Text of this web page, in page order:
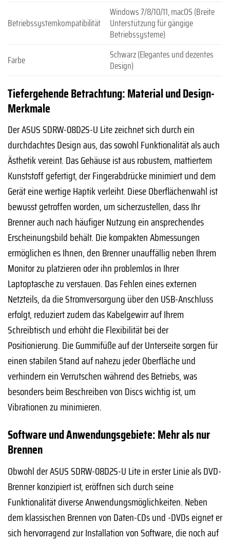
Betriebssystemkompatibilität
Windows 7/8/10/11, macOS (Breite
Unterstützung für gängige
Betriebssysteme)
Farbe
Schwarz (Elegantes und dezentes
Design)
Tiefergehende Betrachtung: Material und Design-
Merkmale
Der ASUS SDRW-08D2S-U Lite zeichnet sich durch ein
durchdachtes Design aus, das sowohl Funktionalität als auch
Ästhetik vereint. Das Gehäuse ist aus robustem, mattiertem
Kunststoff gefertigt, der Fingerabdrücke minimiert und dem
Gerät eine wertige Haptik verleiht. Diese Oberflächenwahl ist
bewusst getroffen worden, um sicherzustellen, dass Ihr
Brenner auch nach häufiger Nutzung ein ansprechendes
Erscheinungsbild behält. Die kompakten Abmessungen
ermöglichen es Ihnen, den Brenner unauffällig neben Ihrem
Monitor zu platzieren oder ihn problemlos in Ihrer
Laptoptasche zu verstauen. Das Fehlen eines externen
Netzteils, da die Stromversorgung über den USB-Anschluss
erfolgt, reduziert zudem das Kabelgewirr auf Ihrem
Schreibtisch und erhöht die Flexibilität bei der
Positionierung. Die Gummifüße auf der Unterseite sorgen für
einen stabilen Stand auf nahezu jeder Oberfläche und
verhindern ein Verrutschen während des Betriebs, was
besonders beim Beschreiben von Discs wichtig ist, um
Vibrationen zu minimieren.
Software und Anwendungsgebiete: Mehr als nur
Brennen
Obwohl der ASUS SDRW-08D2S-U Lite in erster Linie als DVD-
Brenner konzipiert ist, eröffnen sich durch seine
Funktionalität diverse Anwendungsmöglichkeiten. Neben
dem klassischen Brennen von Daten-CDs und -DVDs eignet er
sich hervorragend zur Installation von Software, die noch auf